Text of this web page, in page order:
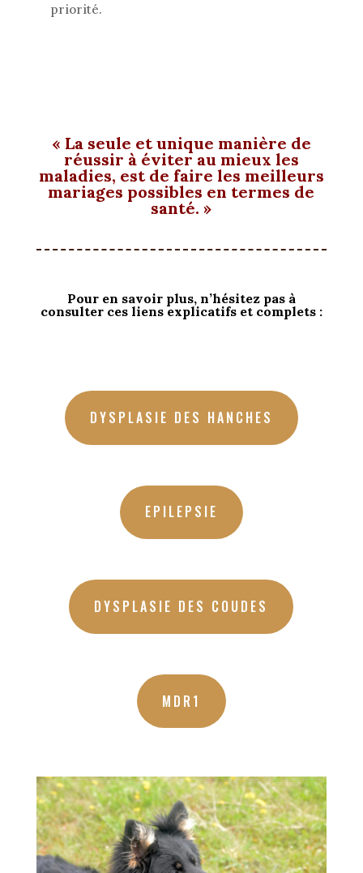
priorité.
« La seule et unique manière de
réussir à éviter au mieux les
maladies, est de faire les meilleurs
mariages possibles en termes de
santé. »
Pour en savoir plus, n’hésitez pas à
consulter ces liens explicatifs et complets :
DYSPLASIE DES HANCHES
EPILEPSIE
DYSPLASIE DES COUDES
MDR1